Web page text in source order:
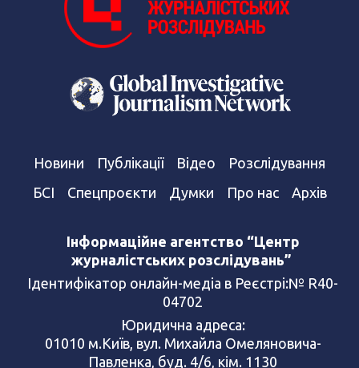
Новини Публікації Відео
Розслідування
БСІ
Спецпроєкти Думки Про нас Архів
Інформаційне агентство “Центр
журналістських розслідувань”
Ідентифікатор онлайн-медіа в Реєстрі:№ R40-
04702
Юридична адреса:
01010 м.Київ, вул. Михайла Омеляновича-
Павленка, буд. 4/6, кім. 1130